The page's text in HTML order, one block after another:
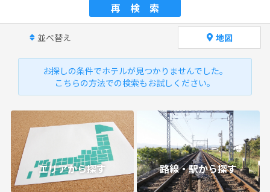
再検索
並べ替え 地図
お探しの条件でホテルが見つかりませんでした。
こちらの方法での検索もお試しください。
エリアから探す 路線・駅から探す